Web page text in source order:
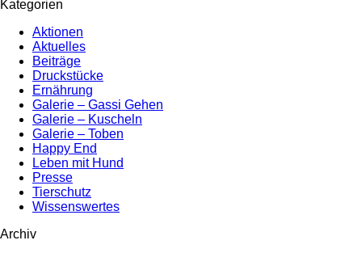
Kategorien
Aktionen
Aktuelles
Beiträge
Druckstücke
Ernährung
Galerie – Gassi Gehen
Galerie – Kuscheln
Galerie – Toben
Happy End
Leben mit Hund
Presse
Tierschutz
Wissenswertes
Archiv